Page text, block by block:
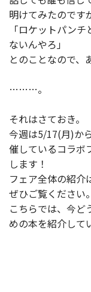
明けてみたのです
「ロケットパン
ないんやろ」
とのことなので、
………。
それはさておき。
今週は5/17(月)か
催しているコラボ
します！
フェア全体の紹介
ぜひご覧ください。
こちらでは、今ど
めの本を紹介して